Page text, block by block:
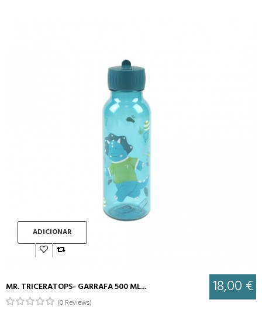
ADICIONAR
MR. TRICERATOPS- GARRAFA 500 ML... 18,00 €
(0 Reviews)